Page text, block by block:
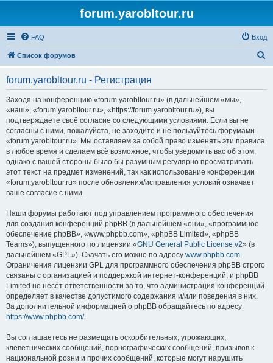
forum.yarobltour.ru
FAQ Вход
Список форумов
forum.yarobltour.ru - Регистрация
Заходя на конференцию «forum.yarobltour.ru» (в дальнейшем «мы»,
«наш», «forum.yarobltour.ru», «https://forum.yarobltour.ru»), вы
подтверждаете своё согласие со следующими условиями. Если вы не
согласны с ними, пожалуйста, не заходите и не пользуйтесь форумами
«forum.yarobltour.ru». Мы оставляем за собой право изменять эти правила
в любое время и сделаем всё возможное, чтобы уведомить вас об этом,
однако с вашей стороны было бы разумным регулярно просматривать
этот текст на предмет изменений, так как использование конференции
«forum.yarobltour.ru» после обновления/исправления условий означает
ваше согласие с ними.
Наши форумы работают под управлением программного обеспечения
для создания конференций phpBB (в дальнейшем «они», «программное
обеспечение phpBB», «www.phpbb.com», «phpBB Limited», «phpBB
Teams»), выпущенного по лицензии «GNU General Public License v2» (в
дальнейшем «GPL»). Скачать его можно по адресу www.phpbb.com.
Ограничения лицензии GPL для программного обеспечения phpBB строго
связаны с организацией и поддержкой интернет-конференций, и phpBB
Limited не несёт ответственности за то, что администрация конференций
определяет в качестве допустимого содержания и/или поведения в них.
За дополнительной информацией о phpBB обращайтесь по адресу
https://www.phpbb.com/.
Вы соглашаетесь не размещать оскорбительных, угрожающих,
клеветнических сообщений, порнографических сообщений, призывов к
национальной розни и прочих сообщений, которые могут нарушить